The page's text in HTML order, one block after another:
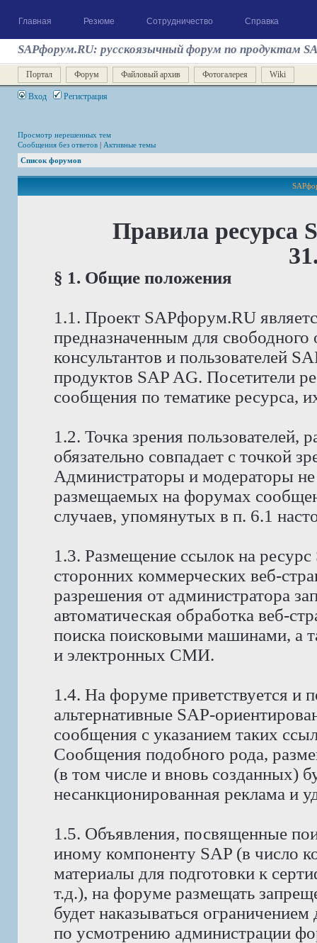
Главная Резюме Сотрудничество Справка
SAPфорум.RU: русскоязычный форум по продуктам
Портал Форум Файловый архив Фотогалерея Wiki
Вход Регистрация
Просмотр нерешенных тем
Сообщения без ответов | Активные темы
Список форумов
Правила ресурса
§ 1. Общие положения
1.1. Проект SAPфорум.RU
предназначенным для
консультантов и пользователей
продуктов SAP AG. Посетители
сообщения по тематике ресурса,
1.2. Точка зрения
обязательно совпадает с точкой
Администраторы и модераторы не
размещаемых на форумах
случаев, упомянутых в п. 6.1
1.3. Размещение ссылок на
сторонних коммерческих веб-
разрешения от администратора
автоматическая обработка веб-
поиска поисковыми машинами, а
и электронных СМИ.
1.4. На форуме приветствуется и
альтернативные SAP-
сообщения с указанием таких
Сообщения подобного рода,
(в том числе и вновь созданных)
несанкционированная реклама и
1.5. Объявления, посвященные
иному компоненту SAP (в число
материалы для подготовки к
т.д.), на форуме размещать
будет наказываться
по усмотрению администрации